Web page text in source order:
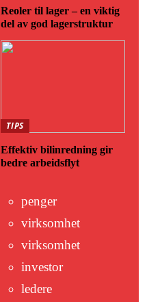
Reoler til lager – en viktig
del av god lagerstruktur
TIPS
Effektiv bilinredning gir
bedre arbeidsflyt
penger
virksomhet
virksomhet
investor
ledere